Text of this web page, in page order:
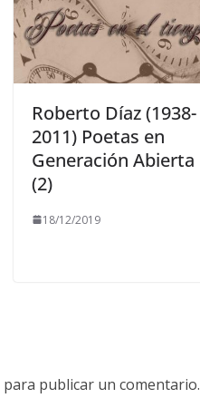
Roberto Díaz (1938-
2011) Poetas en
Generación Abierta
(2)
18/12/2019
para publicar un comentario.